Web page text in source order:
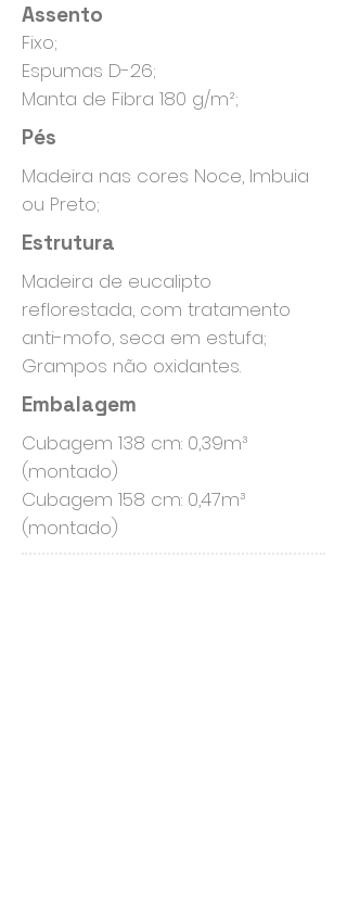
Assento
Fixo;
Espumas D-26;
Manta de Fibra 180 g/m²;
Pés
Madeira nas cores Noce, Imbuia
ou Preto;
Estrutura
Madeira de eucalipto
reflorestada, com tratamento
anti-mofo, seca em estufa;
Grampos não oxidantes.
Embalagem
Cubagem 138 cm: 0,39m³
(montado)
Cubagem 158 cm: 0,47m³
(montado)